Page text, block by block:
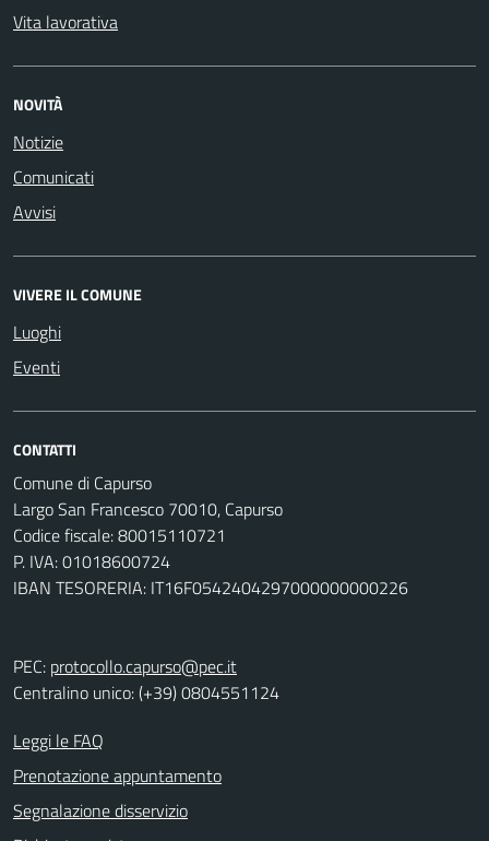
Vita lavorativa
NOVITÀ
Notizie
Comunicati
Avvisi
VIVERE IL COMUNE
Luoghi
Eventi
CONTATTI
Comune di Capurso
Largo San Francesco 70010, Capurso
Codice fiscale: 80015110721
P. IVA: 01018600724
IBAN TESORERIA: IT16F0542404297000000000226
PEC: protocollo.capurso@pec.it
Centralino unico: (+39) 0804551124
Leggi le FAQ
Prenotazione appuntamento
Segnalazione disservizio